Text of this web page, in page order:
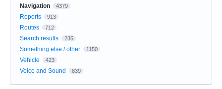
Navigation 4379
Reports 913
Routes 712
Search results 235
Something else / other 1150
Vehicle 423
Voice and Sound 839